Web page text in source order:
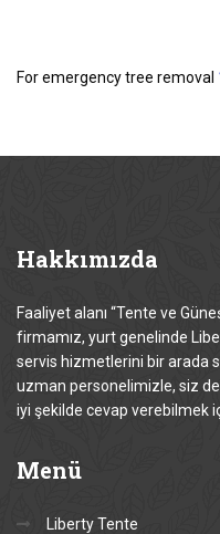
For emergency tree removal
Hakkımızda
Faaliyet alanı “Tente ve
firmamız, yurt genelinde
servis hizmetlerini bir arada
uzman personelimizle, siz
iyi şekilde cevap verebilmek
Menü
Liberty Tente